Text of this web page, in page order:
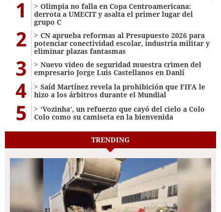
1
Olimpia no falla en Copa Centroamericana:
derrota a UMECIT y asalta el primer lugar del
grupo C
2
CN aprueba reformas al Presupuesto 2026 para
potenciar conectividad escolar, industria militar y
eliminar plazas fantasmas
3
Nuevo video de seguridad muestra crimen del
empresario Jorge Luis Castellanos en Danlí
4
Saíd Martínez revela la prohibición que FIFA le
hizo a los árbitros durante el Mundial
5
‘Vozinha’, un refuerzo que cayó del cielo a Colo
Colo como su camiseta en la bienvenida
TRENDING